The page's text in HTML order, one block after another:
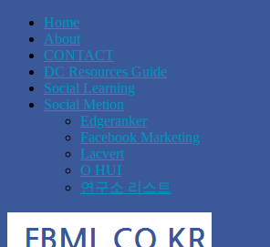
Home
About
CONTACT
DC Resources Guide
Social Learning
Social Metion
Edgeranker
Facebook Marketing
Lacvert
O HUI
연구소 리스트